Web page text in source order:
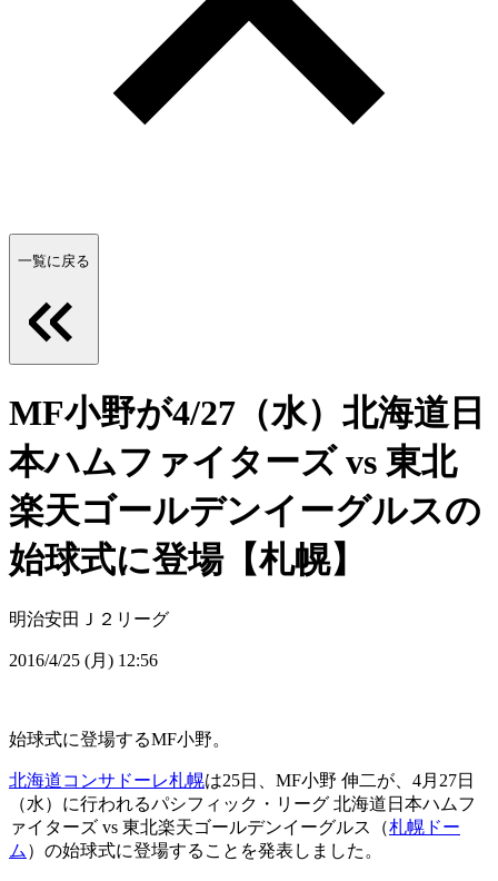
一覧に戻る
MF小野が4/27（水）北海道日
本ハムファイターズ vs 東北
楽天ゴールデンイーグルスの
始球式に登場【札幌】
明治安田Ｊ２リーグ
2016/4/25 (月) 12:56
始球式に登場するMF小野。
北海道コンサドーレ札幌は25日、MF小野 伸二が、4月27日
（水）に行われるパシフィック・リーグ 北海道日本ハムフ
ァイターズ vs 東北楽天ゴールデンイーグルス（札幌ドー
ム ）の始球式に登場することを発表しました。